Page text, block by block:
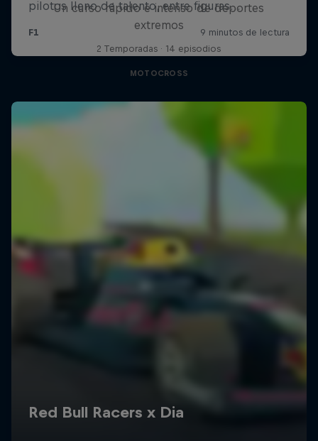
Un curso rápido e intenso de deportes
extremos
2 Temporadas · 14 episodios
MOTOCROSS